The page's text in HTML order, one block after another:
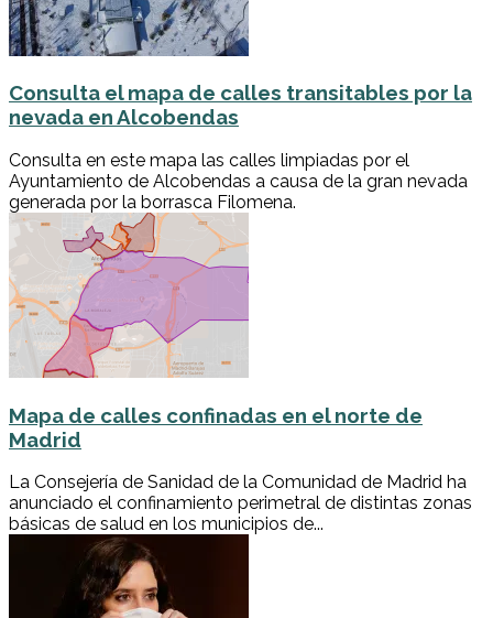
Consulta el mapa de calles transitables por la
nevada en Alcobendas
Consulta en este mapa las calles limpiadas por el
Ayuntamiento de Alcobendas a causa de la gran nevada
generada por la borrasca Filomena.
Mapa de calles confinadas en el norte de
Madrid
La Consejería de Sanidad de la Comunidad de Madrid ha
anunciado el confinamiento perimetral de distintas zonas
básicas de salud en los municipios de...